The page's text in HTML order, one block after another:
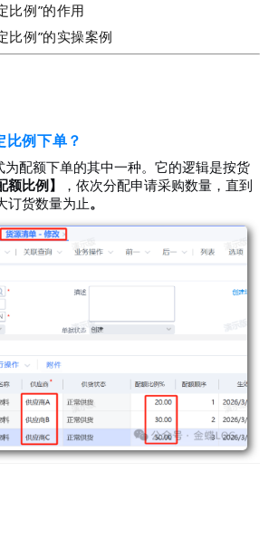
例”的作用
例”的实操案例
比例下单？
为配额下单的其中一种。它的逻辑是按货
额比例】
，依次分配申请采购数量，直到
订货数量为止。